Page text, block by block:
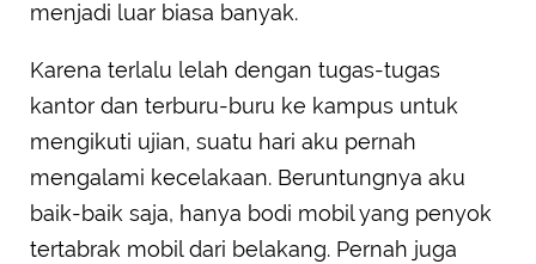
menjadi luar biasa banyak.
Karena terlalu lelah dengan tugas-tugas
kantor dan terburu-buru ke kampus untuk
mengikuti ujian, suatu hari aku pernah
mengalami kecelakaan. Beruntungnya aku
baik-baik saja, hanya bodi mobil yang penyok
tertabrak mobil dari belakang. Pernah juga